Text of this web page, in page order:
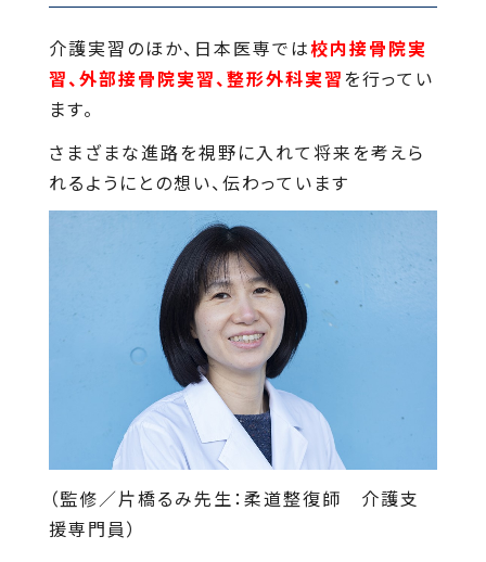
介護実習のほか、日本医専では校内接骨院実
習、外部接骨院実習、整形外科実習を行ってい
ます。
さまざまな進路を視野に入れて将来を考えら
れるようにとの想い、伝わっています
（監修／片橋るみ先生：柔道整復師 介護支
援専門員）